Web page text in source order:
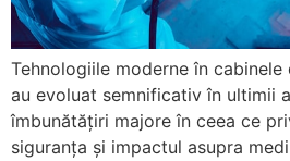
Tehnologiile moderne în
au evoluat semnificativ în ultimii
îmbunătățiri majore în ceea ce
siguranța și impactul asupra